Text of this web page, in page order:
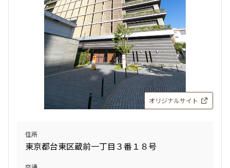
オリジナルサイト
住所
東京都台東区蔵前一丁目３番１８号